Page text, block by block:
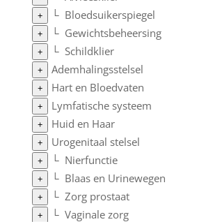
+ └ Bloedsuikerspiegel
+ └ Gewichtsbeheersing
+ └ Schildklier
+ Ademhalingsstelsel
+ Hart en Bloedvaten
+ Lymfatische systeem
+ Huid en Haar
+ Urogenitaal stelsel
+ └ Nierfunctie
+ └ Blaas en Urinewegen
+ └ Zorg prostaat
+ └ Vaginale zorg